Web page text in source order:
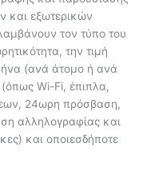
και εξωτερικών
τον τύπο του
την τιμή
(ανά άτομο ή ανά
(όπως Wi-Fi, έπιπλα,
24ωρη πρόσβαση,
αλληλογραφίας και
και οποιεσδήποτε